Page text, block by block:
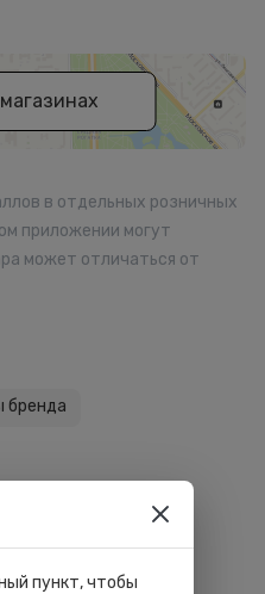
в отдельных розничных
приложении могут
может отличаться от
бренда
пункт, чтобы